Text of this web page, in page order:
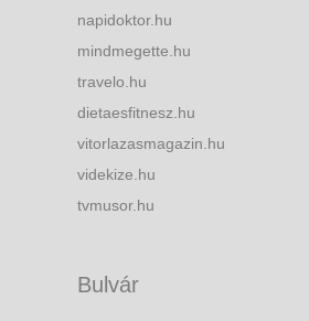
napidoktor.hu
mindmegette.hu
travelo.hu
dietaesfitnesz.hu
vitorlazasmagazin.hu
videkize.hu
tvmusor.hu
Bulvár